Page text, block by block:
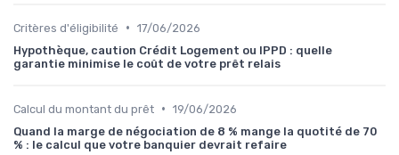
Critères d'éligibilité • 17/06/2026
Hypothèque, caution Crédit Logement ou IPPD : quelle
garantie minimise le coût de votre prêt relais
Calcul du montant du prêt • 19/06/2026
Quand la marge de négociation de 8 % mange la quotité de 70
% : le calcul que votre banquier devrait refaire